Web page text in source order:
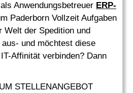
Anwendungsbetreuer ERP-
Paderborn Vollzeit Aufgaben
Welt der Spedition und
und möchtest diese
Affinität verbinden? Dann
STELLENANGEBOT